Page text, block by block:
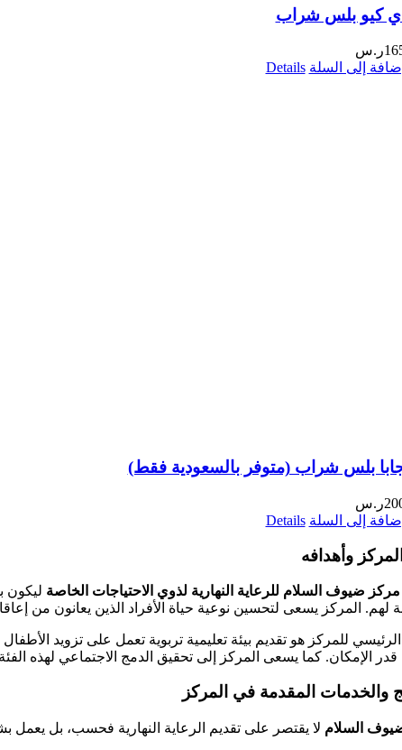
كيو بلس شراب
ر.س
إلى السلة Details
بلس شراب (متوفر بالسعودية فقط)
ر.س
إلى السلة Details
وأهدافه
مركز ضيوف السلام للرعاية النهارية لذوي الاحتياجات الخاصة ليكون
لهم. المركز يسعى لتحسين نوعية حياة الأفراد الذين يعانون من
للمركز هو تقديم بيئة تعليمية تربوية تعمل على تزويد
قدر الإمكان. كما يسعى المركز إلى تحقيق الدمج الاجتماعي لهذه
والخدمات المقدمة في المركز
السلام لا يقتصر على تقديم الرعاية النهارية فحسب، بل